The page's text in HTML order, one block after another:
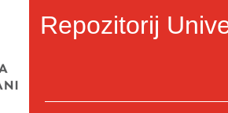
Repozitorij